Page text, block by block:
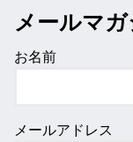
メールマ
お名前
メールアドレス